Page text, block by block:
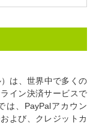
）は、世界中で多くの
イン決済サービスで
は、PayPalアカウン
よび、クレジットカ